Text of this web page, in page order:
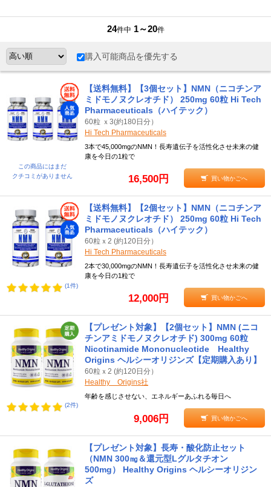
24件中 1～20件
購入可能商品を優先する
この商品にはまだ
クチコミがありません
【送料無料】【3個セット】NMN（ニコチンア
ミドモノヌクレオチド） 250mg 60粒 Hi Tech
Pharmaceuticals（ハイテック）
60粒 ｘ3(約180日分）
Hi Tech Pharmaceuticals
3本で45,000mgのNMN！長寿遺伝子を活性化させ未来の健
康を今日の1粒で
16,500円 買い物かごへ
(1件)
【送料無料】【2個セット】NMN（ニコチンア
ミドモノヌクレオチド） 250mg 60粒 Hi Tech
Pharmaceuticals（ハイテック）
60粒ｘ2 (約120日分）
Hi Tech Pharmaceuticals
2本で30,000mgのNMN！長寿遺伝子を活性化させ未来の健
康を今日の1粒で
12,000円 買い物かごへ
(2件)
【プレゼント対象】【2個セット】NMN (ニコ
チンアミドモノヌクレオチド) 300mg 60粒
Nicotinamide Mononucleotide Healthy
Origins ヘルシーオリジンズ【定期購入あり】
60粒ｘ2 (約120日分）
Healthy Origins社
年齢を感じさせない、エネルギーあふれる毎日へ
9,006円 買い物かごへ
【プレゼント対象】長寿・酸化防止セット
（NMN 300㎎＆還元型Lグルタチオン
500mg） Healthy Origins ヘルシーオリジン
ズ